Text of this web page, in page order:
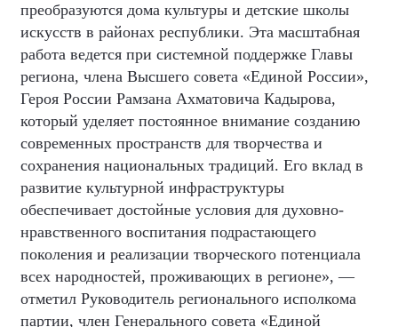
преобразуются дома культуры и детские школы
искусств в районах республики. Эта масштабная
работа ведется при системной поддержке Главы
региона, члена Высшего совета «Единой России»,
Героя России Рамзана Ахматовича Кадырова,
который уделяет постоянное внимание созданию
современных пространств для творчества и
сохранения национальных традиций. Его вклад в
развитие культурной инфраструктуры
обеспечивает достойные условия для духовно-
нравственного воспитания подрастающего
поколения и реализации творческого потенциала
всех народностей, проживающих в регионе», —
отметил Руководитель регионального исполкома
партии, член Генерального совета «Единой